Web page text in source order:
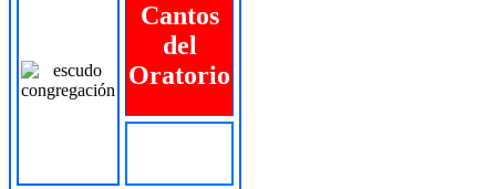
Cantos
del
Oratorio